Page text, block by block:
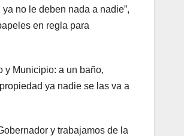
no le deben nada a nadie”,
en regla para
y Municipio: a un baño,
ya nadie se las va a
y trabajamos de la